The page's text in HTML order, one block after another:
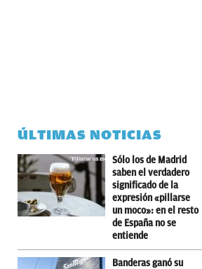
ÚLTIMAS NOTICIAS
Sólo los de Madrid
saben el verdadero
significado de la
expresión «pillarse
un moco»: en el resto
de España no se
entiende
Banderas ganó su